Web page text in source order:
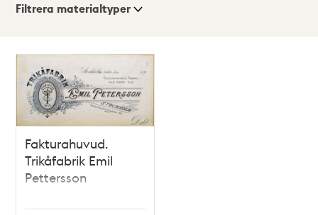
Visningsläge
Lista
Karta
Filtrera materialtyper
Fakturahuvud.
Trikåfabrik Emil
Pettersson